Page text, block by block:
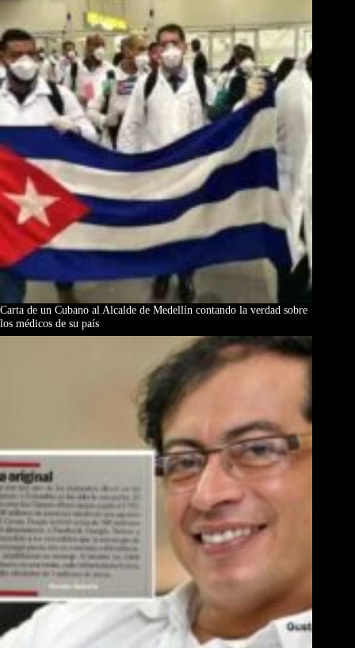
Carta de un Cubano al Alcalde de Medellín contando la verdad sobre
los médicos de su país